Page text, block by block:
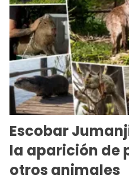
Escobar
la aparición de
otros animales